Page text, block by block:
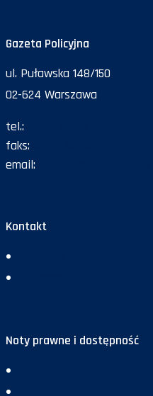
Gazeta Policyjna
ul. Puławska 148/150
02-624 Warszawa
tel.:
faks:
email:
Kontakt
Noty prawne i dostępność